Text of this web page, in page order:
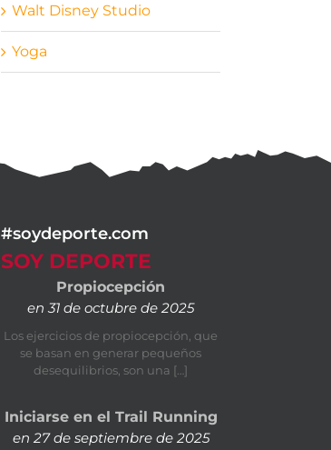
Walt Disney Studio
Yoga
#soydeporte.com
SOY DEPORTE
Propiocepción
en 31 de octubre de 2025
Los ejercicios de propiocepción, que
se basan en generar pequeños
desequilibrios, son una […]
Iniciarse en el Trail Running
en 27 de septiembre de 2025